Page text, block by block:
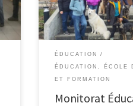
ÉDUCATION
ÉDUCATION, ÉCOLE
ET FORMATION
Monitorat